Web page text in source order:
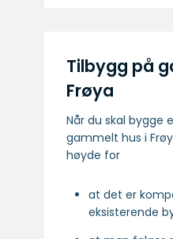
Tilbygg på
Frøya
Når du skal bygge
gammelt hus i
høyde for
at det er
eksisterende